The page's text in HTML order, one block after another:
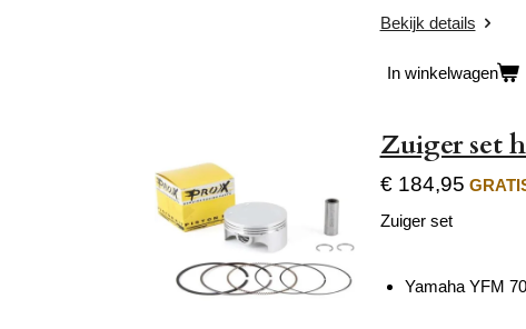
Bekijk details
In winkelwagen
Zuiger set
€ 184,95
Zuiger set
Yamaha YFM